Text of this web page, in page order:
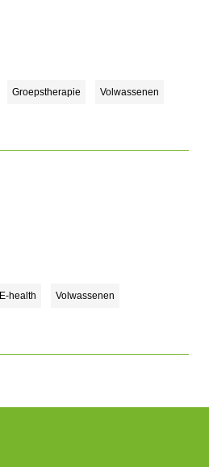
Groepstherapie Volwassenen
E-health Volwassenen